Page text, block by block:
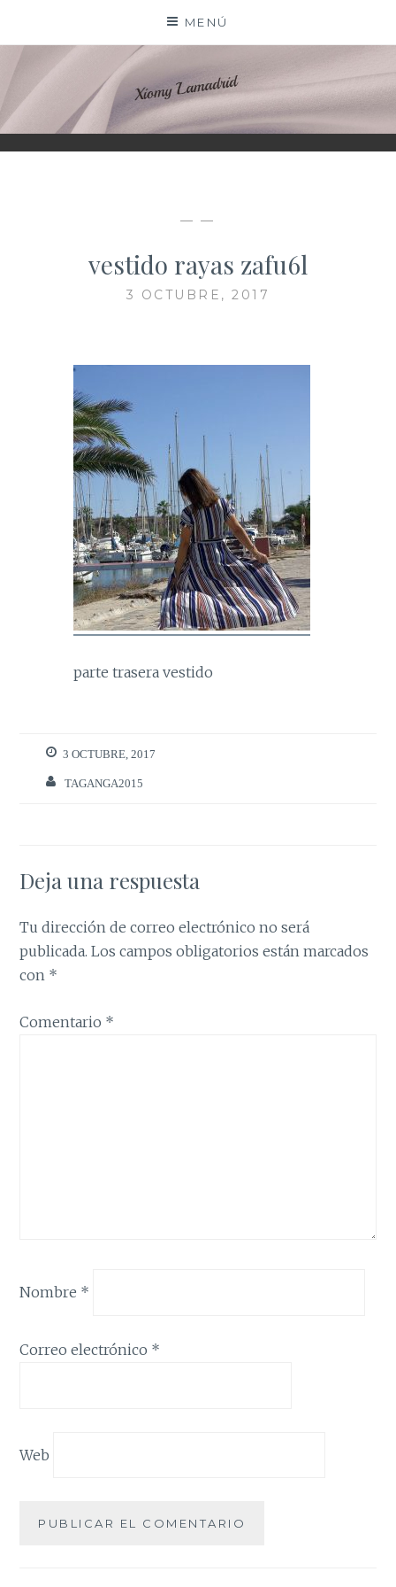
contenido
MENÚ
XIOMY LAMADRID
— —
vestido rayas zafu6l
3 OCTUBRE, 2017
parte trasera vestido
3 OCTUBRE, 2017
TAGANGA2015
Deja una respuesta
Tu dirección de correo electrónico no será
publicada. Los campos obligatorios están marcados
con *
Comentario *
Nombre *
Correo electrónico *
Web